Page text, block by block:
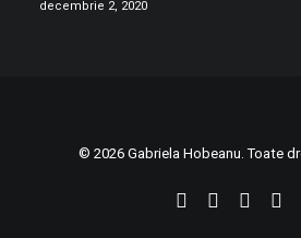
decembrie 2, 2020
© 2026 Gabriela Hobeanu. Toate